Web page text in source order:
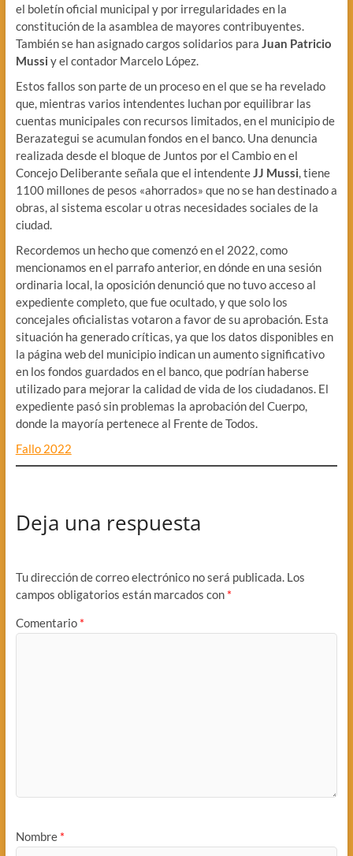
el boletín oficial municipal y por irregularidades en la
constitución de la asamblea de mayores contribuyentes.
También se han asignado cargos solidarios para Juan Patricio
Mussi y el contador Marcelo López.
Estos fallos son parte de un proceso en el que se ha revelado
que, mientras varios intendentes luchan por equilibrar las
cuentas municipales con recursos limitados, en el municipio de
Berazategui se acumulan fondos en el banco. Una denuncia
realizada desde el bloque de Juntos por el Cambio en el
Concejo Deliberante señala que el intendenteJJ Mussi, tiene
1100 millones de pesos «ahorrados» que no se han destinado a
obras, al sistema escolar u otras necesidades sociales de la
ciudad.
Recordemos un hecho que comenzó en el 2022, como
mencionamos en el parrafo anterior, en dónde en una sesión
ordinaria local, la oposición denunció que no tuvo acceso al
expediente completo, que fue ocultado, y que solo los
concejales oficialistas votaron a favor de su aprobación. Esta
situación ha generado críticas, ya que los datos disponibles en
la página web del municipio indican un aumento significativo
en los fondos guardados en el banco, que podrían haberse
utilizado para mejorar la calidad de vida de los ciudadanos. El
expediente pasó sin problemas la aprobación del Cuerpo,
donde la mayoría pertenece al Frente de Todos.
Fallo 2022
Deja una respuesta
Tu dirección de correo electrónico no será publicada. Los
campos obligatorios están marcados con *
Comentario *
Nombre *